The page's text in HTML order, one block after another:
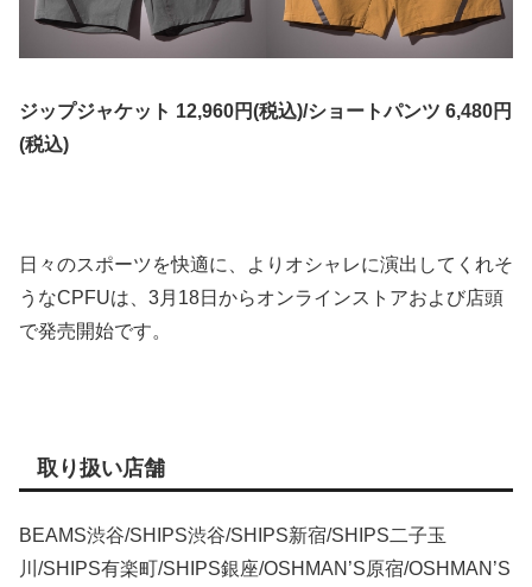
ジップジャケット 12,960円(税込)/ショートパンツ 6,480円
(税込)
日々のスポーツを快適に、よりオシャレに演出してくれそ
うなCPFUは、3月18日からオンラインストアおよび店頭
で発売開始です。
取り扱い店舗
BEAMS渋谷/SHIPS渋谷/SHIPS新宿/SHIPS二子玉
川/SHIPS有楽町/SHIPS銀座/OSHMAN’S原宿/OSHMAN’S